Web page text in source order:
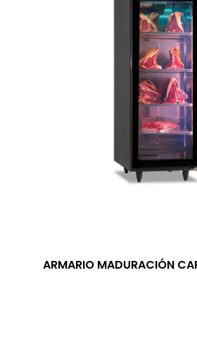
ARMARIO MADURACIÓN